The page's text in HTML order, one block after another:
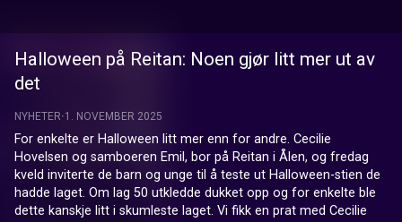
Halloween på Reitan: Noen gjør litt mer ut av
det
NYHETER 1. NOVEMBER 2025
For enkelte er Halloween litt mer enn for andre. Cecilie
Hovelsen og samboeren Emil, bor på Reitan i Ålen, og fredag
kveld inviterte de barn og unge til å teste ut Halloween-stien de
hadde laget. Om lag 50 utkledde dukket opp og for enkelte ble
dette kanskje litt i skumleste laget. Vi fikk en prat med Cecilie